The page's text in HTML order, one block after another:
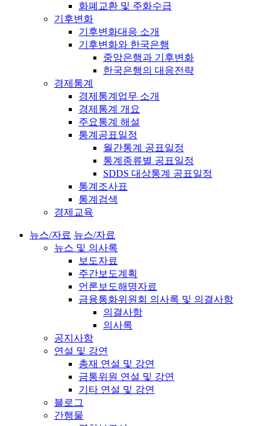
화폐교환 및 주화수급
기후변화
기후변화대응 소개
기후변화와 한국은행
중앙은행과 기후변화
한국은행의 대응전략
경제통계
경제통계업무 소개
경제통계 개요
주요통계 해설
통계공표일정
월간통계 공표일정
통계종류별 공표일정
SDDS 대상통계 공표일정
통계조사표
통계검색
경제교육
뉴스/자료 뉴스/자료
뉴스 및 의사록
보도자료
주간보도계획
언론보도해명자료
금융통화위원회 의사록 및 의결사항
의결사항
의사록
공지사항
연설 및 강연
총재 연설 및 강연
금통위원 연설 및 강연
기타 연설 및 강연
블로그
간행물